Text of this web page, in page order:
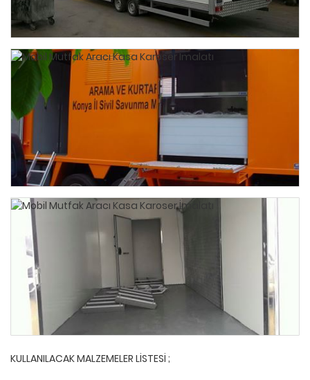
KULLANILACAK MALZEMELER LİSTESİ ;